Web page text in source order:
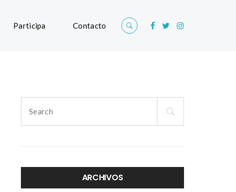
Participa Contacto
for:
ARCHIVOS